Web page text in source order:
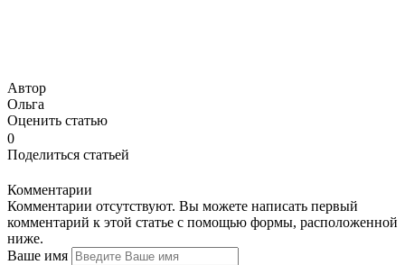
Автор
Ольга
Оценить статью
0
Поделиться статьей
Комментарии
Комментарии отсутствуют. Вы можете написать первый
комментарий к этой статье с помощью формы, расположенной
ниже.
Ваше имя